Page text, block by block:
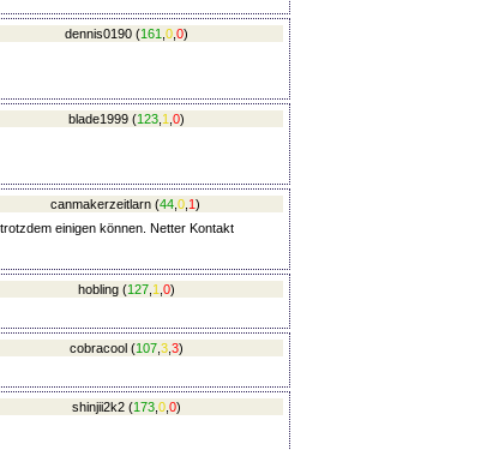
dennis0190 (161 0, 0)
blade1999 (123, 1 0)
canmakerzeitlarn (44 0 1)
einigen können. Netter Kontakt
hobling (127, 1 0)
cobracool (107, 3, 3)
shinjii2k2 (173, 0, 0)